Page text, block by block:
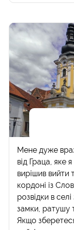
Мене дуже
від Граца, яке
вирішив
кордоні із
розвідки в
замки, ратушу
Якщо